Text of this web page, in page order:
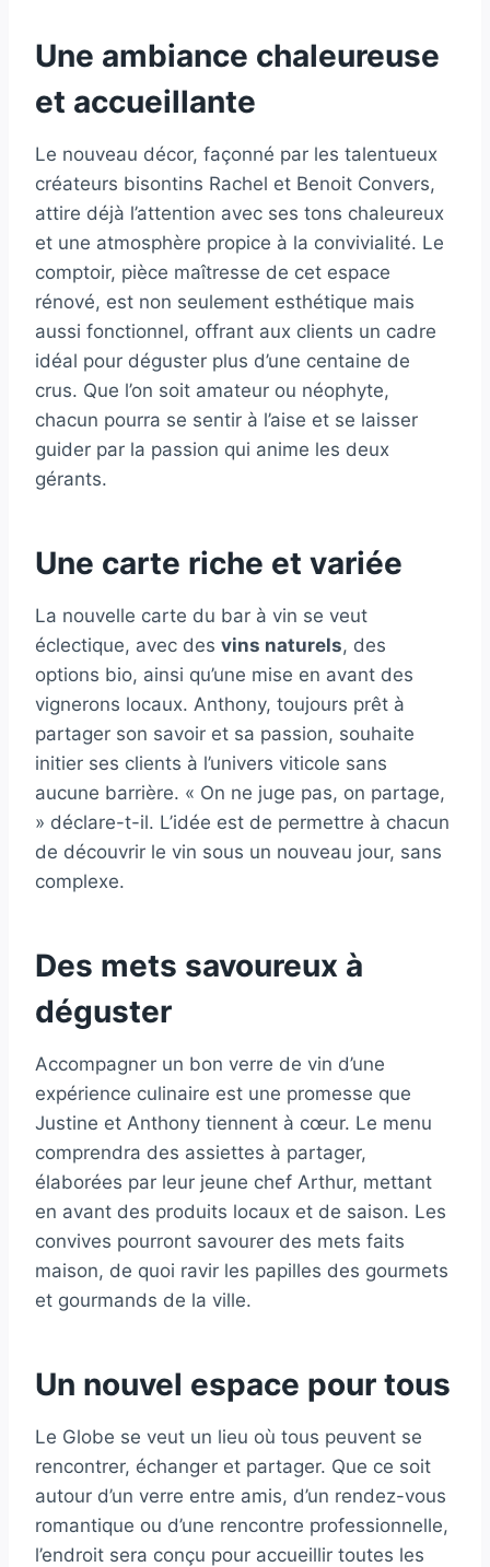
Une ambiance chaleureuse
et accueillante
Le nouveau décor, façonné par les talentueux
créateurs bisontins Rachel et Benoit Convers,
attire déjà l’attention avec ses tons chaleureux
et une atmosphère propice à la convivialité. Le
comptoir, pièce maîtresse de cet espace
rénové, est non seulement esthétique mais
aussi fonctionnel, offrant aux clients un cadre
idéal pour déguster plus d’une centaine de
crus. Que l’on soit amateur ou néophyte,
chacun pourra se sentir à l’aise et se laisser
guider par la passion qui anime les deux
gérants.
Une carte riche et variée
La nouvelle carte du bar à vin se veut
éclectique, avec des vins naturels, des
options bio, ainsi qu’une mise en avant des
vignerons locaux. Anthony, toujours prêt à
partager son savoir et sa passion, souhaite
initier ses clients à l’univers viticole sans
aucune barrière. « On ne juge pas, on partage,
» déclare-t-il. L’idée est de permettre à chacun
de découvrir le vin sous un nouveau jour, sans
complexe.
Des mets savoureux à
déguster
Accompagner un bon verre de vin d’une
expérience culinaire est une promesse que
Justine et Anthony tiennent à cœur. Le menu
comprendra des assiettes à partager,
élaborées par leur jeune chef Arthur, mettant
en avant des produits locaux et de saison. Les
convives pourront savourer des mets faits
maison, de quoi ravir les papilles des gourmets
et gourmands de la ville.
Un nouvel espace pour tous
Le Globe se veut un lieu où tous peuvent se
rencontrer, échanger et partager. Que ce soit
autour d’un verre entre amis, d’un rendez-vous
romantique ou d’une rencontre professionnelle,
l’endroit sera conçu pour accueillir toutes les